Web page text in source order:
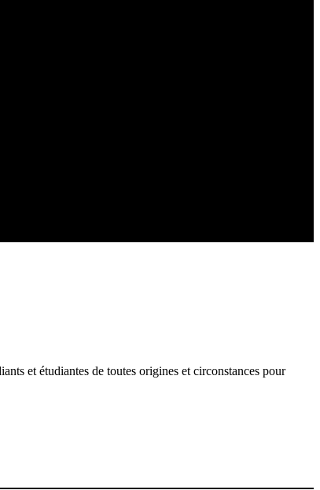
et étudiantes de toutes origines et circonstances pour